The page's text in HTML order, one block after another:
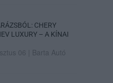
CHERY
LUXURY – A KÍNAI
06 Barta Autó